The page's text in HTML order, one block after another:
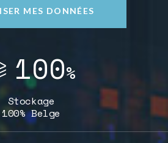
MES DONNÉES
100%
Stockage
100% Belge